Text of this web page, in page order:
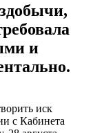
и
иск
с Кабинета